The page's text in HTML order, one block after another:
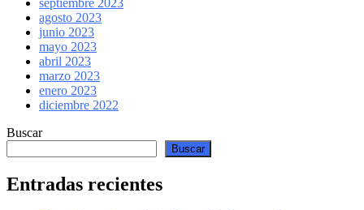
agosto 2023
junio 2023
mayo 2023
abril 2023
marzo 2023
enero 2023
diciembre 2022
Buscar
Buscar
Entradas recientes